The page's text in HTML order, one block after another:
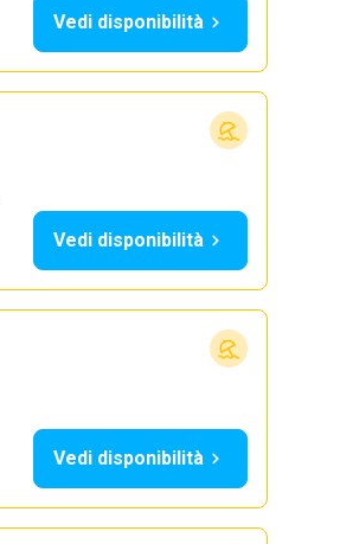
Vedi disponibilità
Vedi disponibilità
Vedi disponibilità